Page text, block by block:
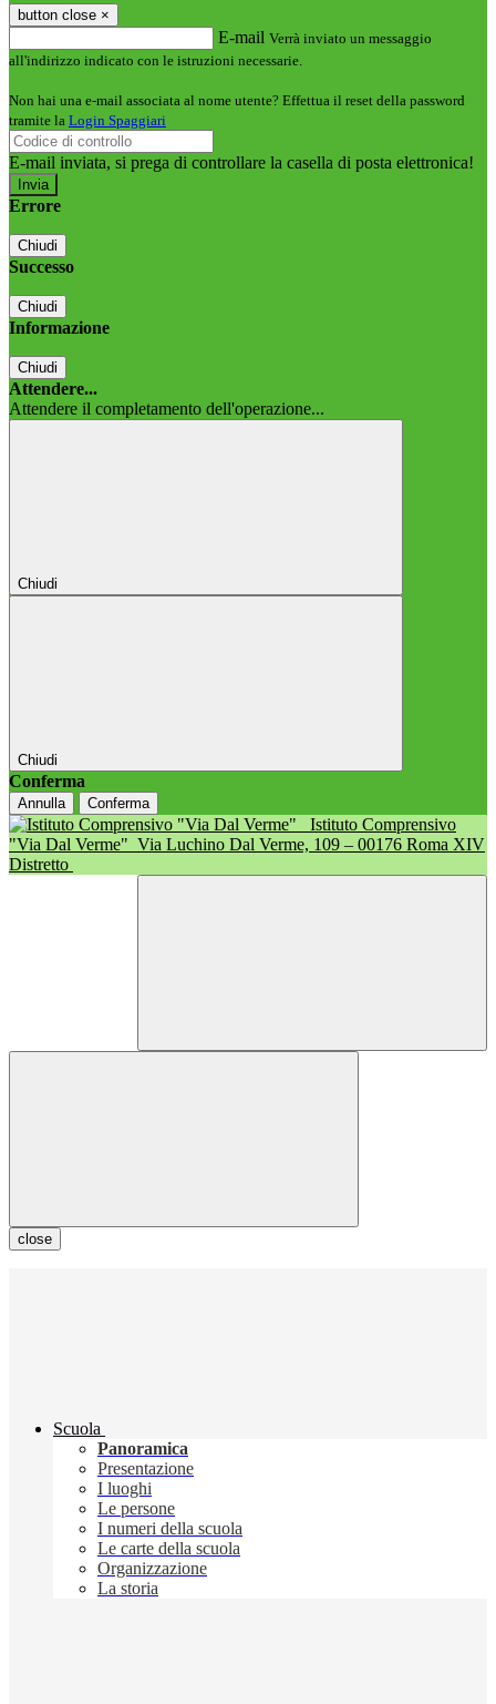
button close ×
E-mail Verrà inviato un messaggio
all'indirizzo indicato con le istruzioni necessarie.
Non hai una e-mail associata al nome utente? Effettua il reset della password
tramite la Login Spaggiari
E-mail inviata, si prega di controllare la casella di posta elettronica!
Errore
Chiudi
Successo
Chiudi
Informazione
Chiudi
Attendere...
Attendere il completamento dell'operazione...
Chiudi
Chiudi
Conferma
Annulla Conferma
Istituto Comprensivo
"Via Dal Verme" Via Luchino Dal Verme, 109 – 00176 Roma XIV
Distretto
close
Scuola
Panoramica
Presentazione
I luoghi
Le persone
I numeri della scuola
Le carte della scuola
Organizzazione
La storia